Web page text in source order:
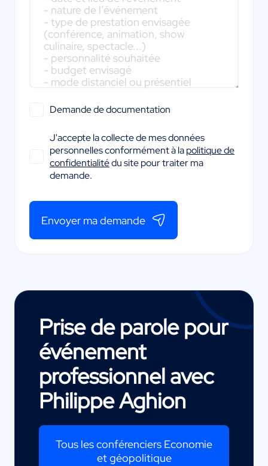
Demande de documentation
J'accepte la collecte de mes données
personnelles conformément à lapolitique de
confidentialitédu site pour traiter ma
demande.
Envoyer ma demande
Prise de parole pour
événement
professionnel avec
Philippe Aghion
Tous les conférenciers Economie
et géopolitique